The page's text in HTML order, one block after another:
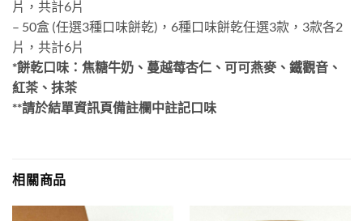
片，共計6片
– 50盒 (任選3種口味餅乾) ， 6種口味餅乾任選3款，3款各2
片，共計6片
*餅乾口味：焦糖牛奶、蔓越莓杏仁、可可燕麥、鐵觀音、
紅茶、抹茶
**請於結單資訊頁備註欄中註記口味
相關商品